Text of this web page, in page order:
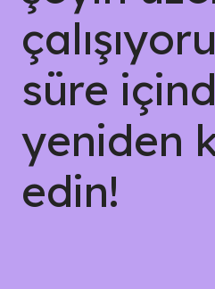
süre
yeniden
edin!